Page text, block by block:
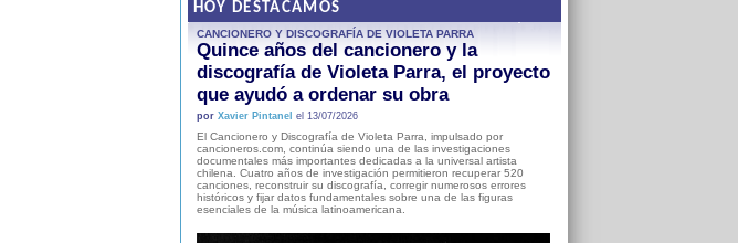
HOY DESTACAMOS
CANCIONERO Y DISCOGRAFÍA DE VIOLETA PARRA
Quince años del cancionero y la
discografía de Violeta Parra, el proyecto
que ayudó a ordenar su obra
por Xavier Pintanel el 13/07/2026
El Cancionero y Discografía de Violeta Parra, impulsado por
cancioneros.com, continúa siendo una de las investigaciones
documentales más importantes dedicadas a la universal artista
chilena. Cuatro años de investigación permitieron recuperar 520
canciones, reconstruir su discografía, corregir numerosos errores
históricos y fijar datos fundamentales sobre una de las figuras
esenciales de la música latinoamericana.